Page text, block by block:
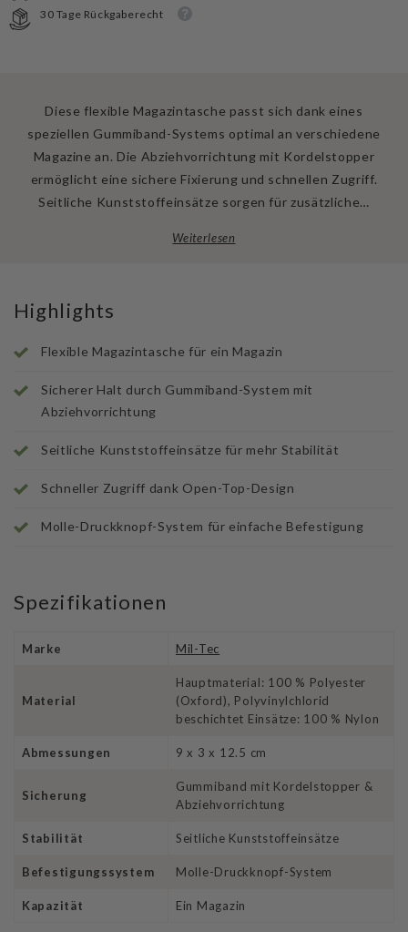
Flex
Single
Flex
Single
30 Tage Rückgaberecht
Diese flexible Magazintasche passt sich dank eines
speziellen Gummiband-Systems optimal an verschiedene
Magazine an. Die Abziehvorrichtung mit Kordelstopper
ermöglicht eine sichere Fixierung und schnellen Zugriff.
Seitliche Kunststoffeinsätze sorgen für zusätzliche…
Weiterlesen
Highlights
Flexible Magazintasche für ein Magazin
Sicherer Halt durch Gummiband-System mit
Abziehvorrichtung
Seitliche Kunststoffeinsätze für mehr Stabilität
Schneller Zugriff dank Open-Top-Design
Molle-Druckknopf-System für einfache Befestigung
Spezifikationen
Marke Mil-Tec
Material
Hauptmaterial: 100 % Polyester
(Oxford), Polyvinylchlorid
beschichtet Einsätze: 100 % Nylon
Abmessungen 9 x 3 x 12.5 cm
Sicherung
Gummiband mit Kordelstopper &
Abziehvorrichtung
Stabilität Seitliche Kunststoffeinsätze
Befestigungssystem Molle-Druckknopf-System
Kapazität Ein Magazin